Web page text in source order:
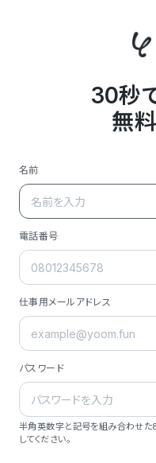
30秒
無
名前
電話番号
仕事用メールアドレス
パスワード
半角英数字と記号を組み合わせた
してください。